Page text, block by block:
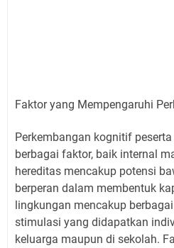
Faktor yang Mempengaruhi
Perkembangan kognitif
berbagai faktor, baik internal
hereditas mencakup potensi
berperan dalam membentuk
lingkungan mencakup
stimulasi yang didapatkan
keluarga maupun di sekolah.